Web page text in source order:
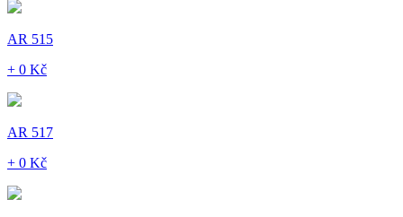
AR 515
+ 0 Kč
AR 517
+ 0 Kč